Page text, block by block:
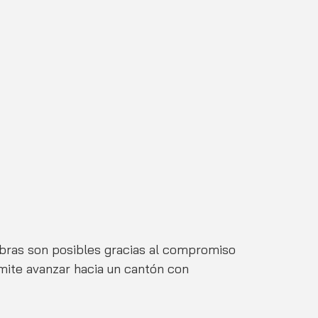
son posibles gracias al compromiso
avanzar hacia un cantón con